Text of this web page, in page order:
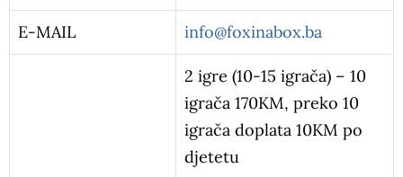
E-MAIL info@foxinabox.ba
2 igre (10-15 igrača) – 10
igrača 170KM, preko 10
igrača doplata 10KM po
djetetu